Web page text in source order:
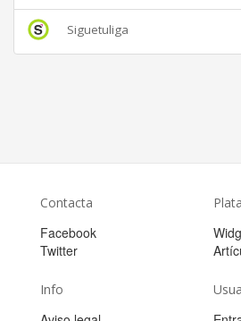
Siguetuliga
Contacta
Facebook
Twitter
Info